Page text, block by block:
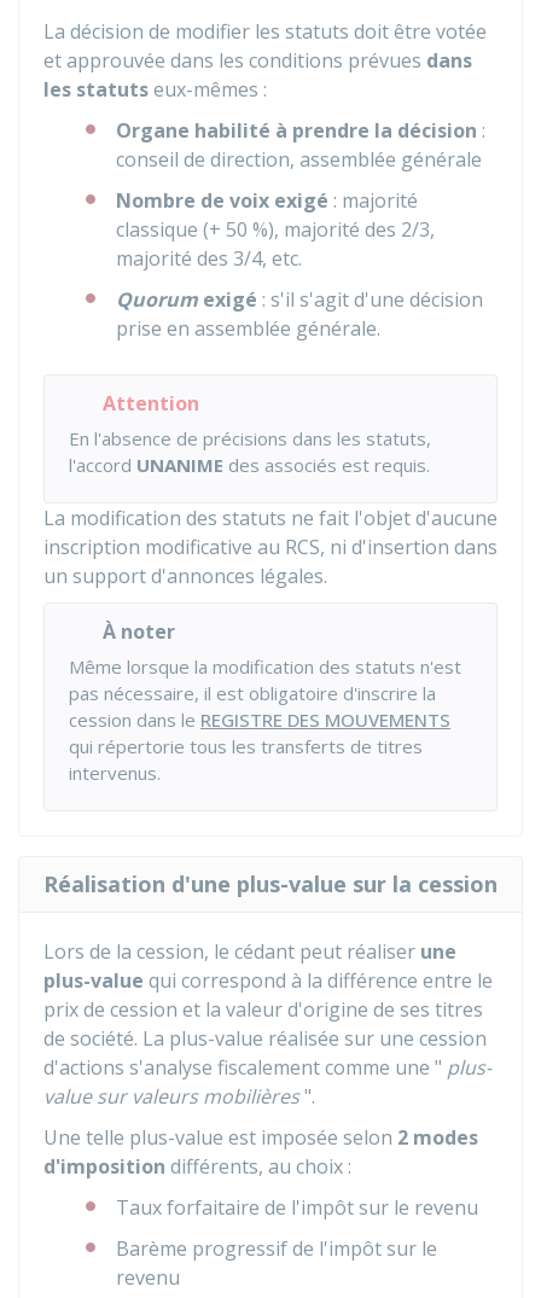
La décision de modifier les statuts doit être votée
et approuvée dans les conditions prévues dans
les statutseux-mêmes :
Organe habilité à prendre la décision :
conseil de direction, assemblée générale
Nombre de voix exigé : majorité
classique (+ 50 %), majorité des 2/3,
majorité des 3/4, etc.
Quorum exigé : s'il s'agit d'une décision
prise en assemblée générale.
Attention
En l'absence de précisions dans les statuts,
l'accord UNANIME des associés est requis.
La modification des statuts ne fait l'objet d'aucune
inscription modificative au RCS, ni d'insertion dans
un support d'annonces légales.
À noter
Même lorsque la modification des statuts n'est
pas nécessaire, il est obligatoire d'inscrire la
cession dans le REGISTRE DES MOUVEMENTS
qui répertorie tous les transferts de titres
intervenus.
Réalisation d'une plus-value sur la cession
Lors de la cession, le cédant peut réaliser une
plus-value qui correspond à la différence entre le
prix de cession et la valeur d'origine de ses titres
de société. La plus-value réalisée sur une cession
d'actions s'analyse fiscalement comme une " plus-
value sur valeurs mobilières".
Une telle plus-value est imposée selon 2 modes
d'imposition différents, au choix :
Taux forfaitaire de l'impôt sur le revenu
Barème progressif de l'impôt sur le
revenu